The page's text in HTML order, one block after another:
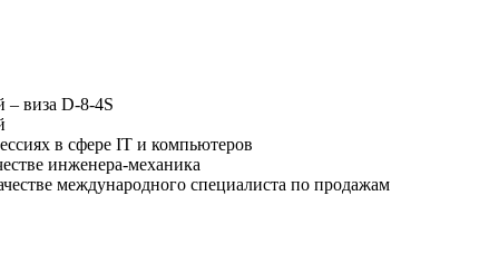
– виза D-8-4S
в сфере IT и компьютеров
инженера-механика
международного специалиста по продажам